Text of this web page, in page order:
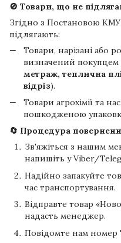
🚫 Товари, що не
Згідно з Постановою
підлягають:
Товари, нарізані або
визначений покупцем
метраж, теплична
відріз).
Товари агрохімії та
пошкодженою
🔄 Процедура
Зв'яжіться з нашим
напишіть у Viber/
Надійно запакуйте
час транспортування.
Відправте товар
надасть менеджер.
Повідомте нам номер